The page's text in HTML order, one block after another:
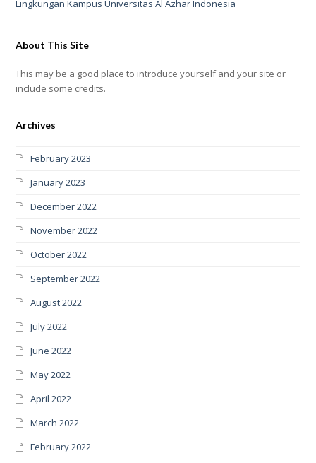
Lingkungan Kampus Universitas Al Azhar Indonesia
About This Site
This may be a good place to introduce yourself and your site or
include some credits.
Archives
February 2023
January 2023
December 2022
November 2022
October 2022
September 2022
August 2022
July 2022
June 2022
May 2022
April 2022
March 2022
February 2022